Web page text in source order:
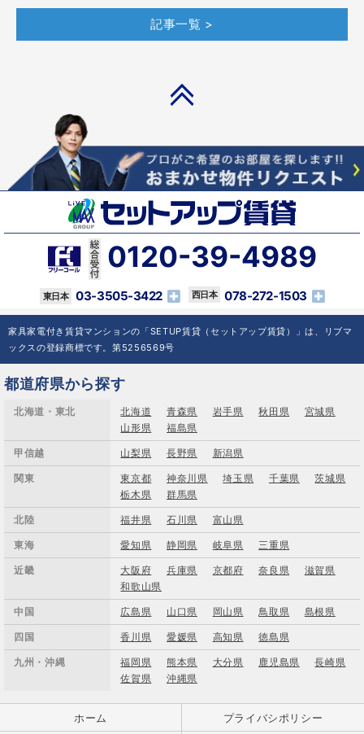
記事一覧 >
0120-39-4989
03-3505-3422 078-272-1503
家具家電付き賃貸マンションの「SETUP賃貸（セットアップ賃貸）」は、リブマ
ックスの登録商標です。第5256569号
都道府県から探す
北海道・東北 北海道 青森県 岩手県 秋田県
宮城県
山形県
福島県
甲信越 山梨県 長野県 新潟県
関東 東京都 神奈川県 埼玉県 千葉県
茨城県
栃木県
群馬県
北陸 福井県 石川県 富山県
東海 愛知県 静岡県 岐阜県 三重県
近畿 大阪府 兵庫県 京都府 奈良県
滋賀県
和歌山県
中国 広島県 山口県 岡山県 鳥取県 島根県
四国 香川県 愛媛県 高知県 徳島県
九州・沖縄 福岡県 熊本県 大分県 鹿児島県
長崎県
佐賀県
沖縄県
ホーム プライバシポリシー